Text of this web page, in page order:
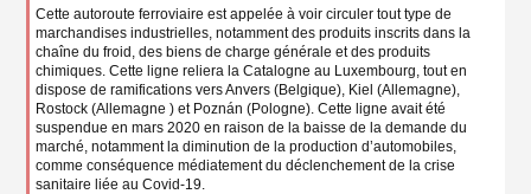
Cette autoroute ferroviaire est appelée à voir circuler tout type de
marchandises industrielles, notamment des produits inscrits dans la
chaîne du froid, des biens de charge générale et des produits
chimiques. Cette ligne reliera la Catalogne au Luxembourg, tout en
dispose de ramifications vers Anvers (Belgique), Kiel (Allemagne),
Rostock (Allemagne ) et Poznán (Pologne). Cette ligne avait été
suspendue en mars 2020 en raison de la baisse de la demande du
marché, notamment la diminution de la production d’automobiles,
comme conséquence médiatement du déclenchement de la crise
sanitaire liée au Covid-19.